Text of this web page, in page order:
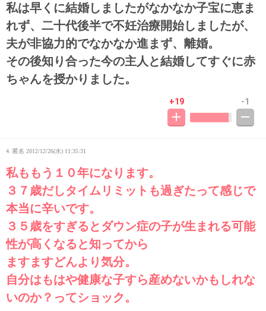
私は早くに結婚しましたがなかなか子宝に恵ま
れず、二十代後半で不妊治療開始しましたが、
夫が非協力的でなかなか進まず、離婚。
その後知り合った今の主人と結婚してすぐに赤
ちゃんを授かりました。
+19 -1
4. 匿名 2012/12/26(水) 11:35:31
私ももう１０年になります。
３７歳だしタイムリミットも過ぎたって感じで
本当に辛いです。
３５歳をすぎるとダウン症の子が生まれる可能
性が高くなると知ってから
ますますどんより気分。
自分はもはや健康な子すら産めないかもしれな
いのか？ってショック。